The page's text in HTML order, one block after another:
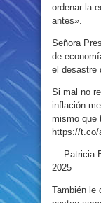
ordenar la
antes».
Señora
de
el desastre
Si mal no
inflación
mismo que
https://t.co/
— Patricia
2025
También le